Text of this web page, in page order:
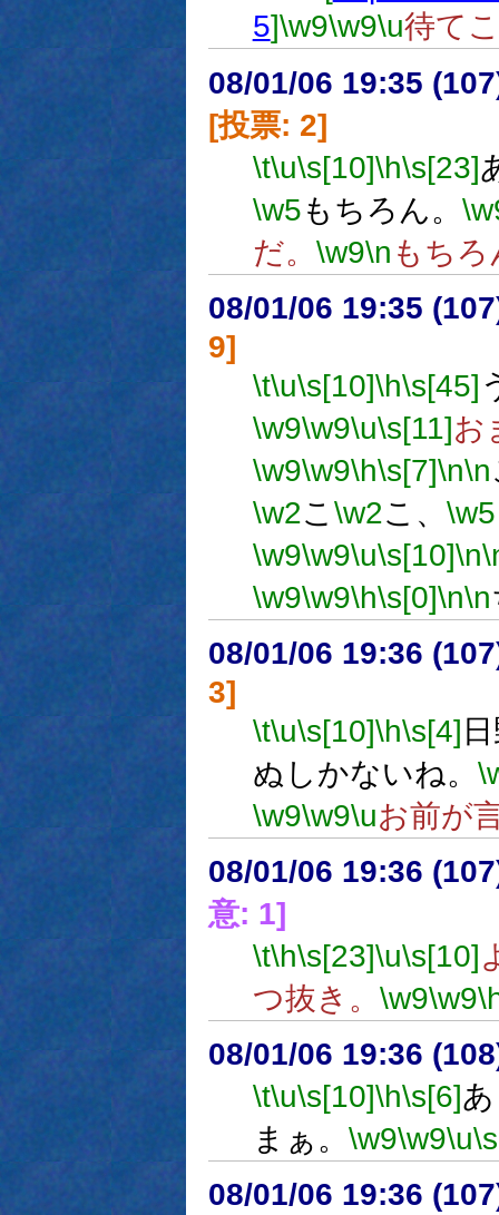
5]\w9\w9\u待て
08/01/06 19:35
[投票: 2]
\t\u\s[10]\h\s[23]
\w5もちろん。
だ。 \w9\n もち
08/01/06 19:35
9]
\t\u\s[10]\h\s[45]
\w9\w9\u\s[11]お
\w9\w9\h\s[7]\n\n
\w2こ \w2こ、 \w5
\w9\w9\u\s[10]\n
\w9\w9\h\s[0]\n\n
08/01/06 19:36
3]
\t\u\s[10]\h\s[4]
ぬしかないね。
\w9\w9\uお前が
08/01/06 19:36
意: 1]
\t\h\s[23]\u\s[10]
つ抜き。 \w9\w9
08/01/06 19:36
\t\u\s[10]\h\s[6]
まぁ。 \w9\w9\u
08/01/06 19:36